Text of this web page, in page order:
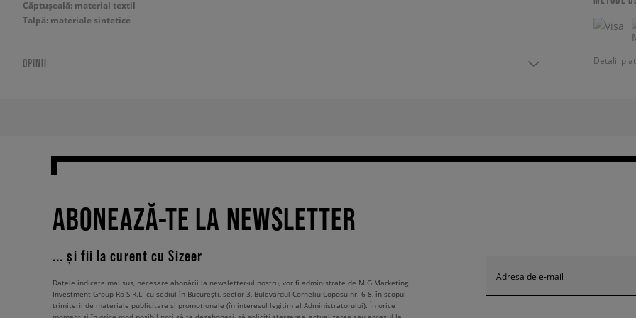
Căptușeală: material textil
Talpă: materiale sintetice
OPINII Detalii
ABONEAZĂ-TE LA NEWSLETTER
... și fii la curent cu Sizeer
Adresa de e-mail
Datele indicate mai sus, necesare abonării la newsletter-ul nostru, vor fi administrate de MIG Marketing
Investment Group Ro S.R.L. cu sediul în București, sector 3, Bulevardul Corneliu Coposu nr. 6-8, în scopul
trimiterii de materiale publicitare și promoționale (în interesul legitim al Administratorului). În orice